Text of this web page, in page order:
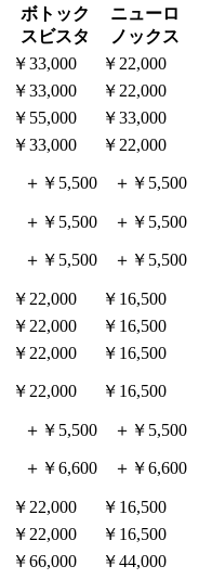
ボトック
スビスタ
ニューロ
ノックス
￥33,000
￥22,000
￥33,000
￥22,000
￥55,000 ￥33,000
￥33,000
￥22,000
＋￥5,500 ＋￥5,500
＋￥5,500
＋￥5,500
＋￥5,500 ＋￥5,500
￥22,000
￥16,500
￥22,000
￥16,500
￥22,000 ￥16,500
￥22,000 ￥16,500
＋￥5,500
＋￥5,500
＋￥6,600 ＋￥6,600
￥22,000
￥16,500
￥22,000
￥16,500
￥66,000
￥44,000